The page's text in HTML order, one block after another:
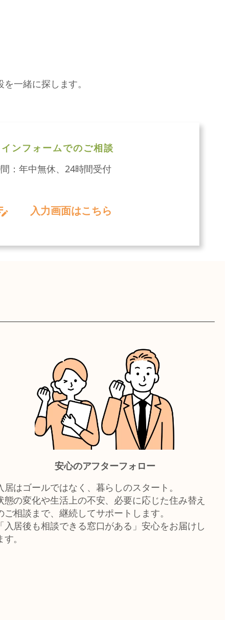
一緒に探します。
ンフォームでのご相談
：年中無休、24時間受付
入力画面はこちら
安心のアフターフォロー
居はゴールではなく、暮らしのスタート。
態の変化や生活上の不安、必要に応じた住み替え
ご相談まで、継続してサポートします。
入居後も相談できる窓口がある」安心をお届けし
す。